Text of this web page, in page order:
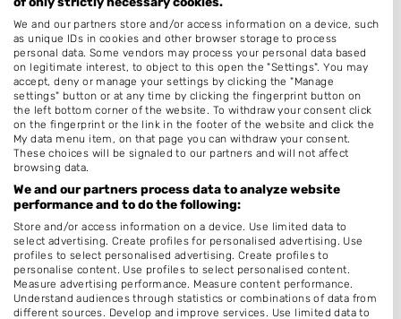
Barber
Zonder Afspraak
Kleuren
Hairextensions
Keratine behandeling
Bruidskapsel
Make-up & Visagie
Permanenten
Epileren
Schoonheidssalon
Pruiken
We and our partners store and/or access information on a device, such
as unique IDs in cookies and other browser storage to process
personal data. Some vendors may process your personal data based
on legitimate interest, to object to this open the "Settings". You may
accept, deny or manage your settings by clicking the "Manage
settings" button or at any time by clicking the fingerprint button on
the left bottom corner of the website. To withdraw your consent click
on the fingerprint or the link in the footer of the website and click the
My data menu item, on that page you can withdraw your consent.
These choices will be signaled to our partners and will not affect
browsing data.
We and our partners process data to analyze website
performance and to do the following:
Store and/or access information on a device. Use limited data to
select advertising. Create profiles for personalised advertising. Use
profiles to select personalised advertising. Create profiles to
personalise content. Use profiles to select personalised content.
Measure advertising performance. Measure content performance.
Understand audiences through statistics or combinations of data from
different sources. Develop and improve services. Use limited data to